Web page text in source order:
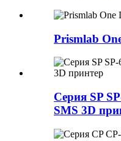
Prismlab
Серия SP
SMS 3D